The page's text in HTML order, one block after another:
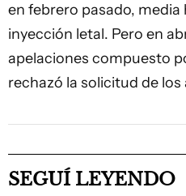
en febrero pasado, media
inyección letal. Pero en
apelaciones compuesto
rechazó la solicitud de los
SEGUÍ LEYENDO